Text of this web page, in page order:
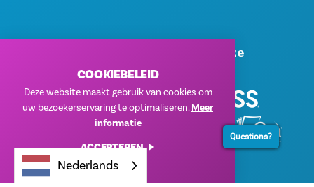
Hartelijk Dank Aan Onze
COOKIEBELEID
Deze website maakt gebruik van cookies om
uw bezoekerservaring te optimaliseren.Meer
informatie
ACCEPTEREN
Nederlands
Questions?